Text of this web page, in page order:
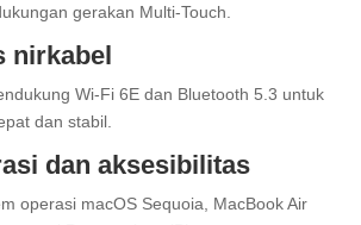
gerakan Multi-Touch.
nirkabel
Wi-Fi 6E dan Bluetooth 5.3 untuk
dan stabil.
dan aksesibilitas
operasi macOS Sequoia, MacBook Air